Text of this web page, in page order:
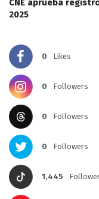
CNE aprueba
2025
0 Likes
0 Followers
0 Followers
0 Followers
1,445